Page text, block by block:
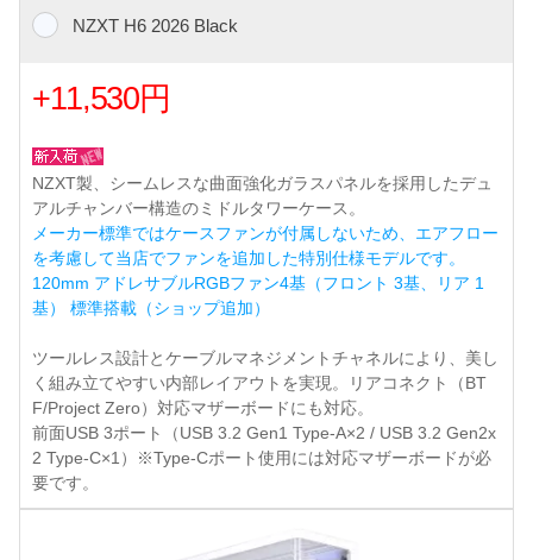
NZXT H6 2026 Black
+11,530円
NZXT製、シームレスな曲面強化ガラスパネルを採用したデュ
アルチャンバー構造のミドルタワーケース。
メーカー標準ではケースファンが付属しないため、エアフロー
を考慮して当店でファンを追加した特別仕様モデルです。
120mm アドレサブルRGBファン4基（フロント 3基、リア 1
基） 標準搭載（ショップ追加）
ツールレス設計とケーブルマネジメントチャネルにより、美し
く組み立てやすい内部レイアウトを実現。リアコネクト（BT
F/Project Zero）対応マザーボードにも対応。
前面USB 3ポート（USB 3.2 Gen1 Type-A×2 / USB 3.2 Gen2x
2 Type-C×1）※Type-Cポート使用には対応マザーボードが必
要です。